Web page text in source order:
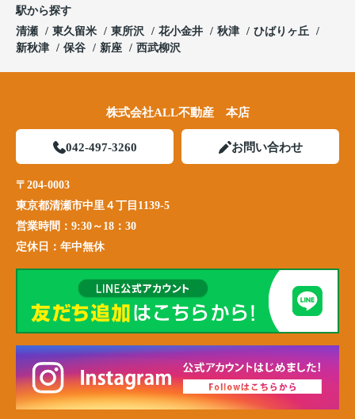
駅から探す
清瀬
東久留米 東所沢 花小金井 秋津
ひばりヶ丘
新秋津
保谷 新座 西武柳沢
株式会社ALL不動産 本店
042-497-3260 お問い合わせ
〒204-0003
東京都清瀬市中里４丁目1139-5
営業時間： 9:30～18：30
定休日： 年中無休